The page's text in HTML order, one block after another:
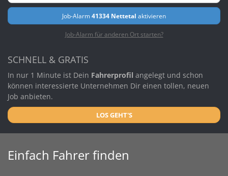
Job-Alarm41334 Nettetal aktivieren
Job-Alarm für anderen Ort starten?
SCHNELL & GRATIS
In nur 1 Minute ist Dein Fahrerprofil angelegt und schon
können interessierte Unternehmen Dir einen tollen, neuen
Job anbieten.
LOS GEHT'S
Einfach Fahrer finden